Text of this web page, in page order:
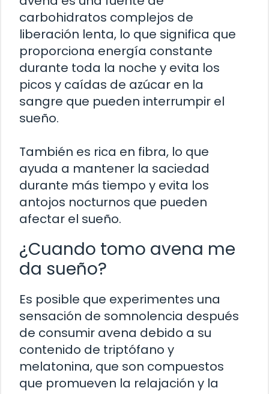
carbohidratos complejos de
liberación lenta, lo que significa que
proporciona energía constante
durante toda la noche y evita los
picos y caídas de azúcar en la
sangre que pueden interrumpir el
sueño.
También es rica en fibra, lo que
ayuda a mantener la saciedad
durante más tiempo y evita los
antojos nocturnos que pueden
afectar el sueño.
¿Cuando tomo avena me
da sueño?
Es posible que experimentes una
sensación de somnolencia después
de consumir avena debido a su
contenido de triptófano y
melatonina, que son compuestos
que promueven la relajación y la